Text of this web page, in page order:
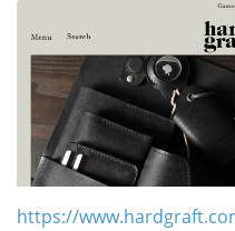
https://